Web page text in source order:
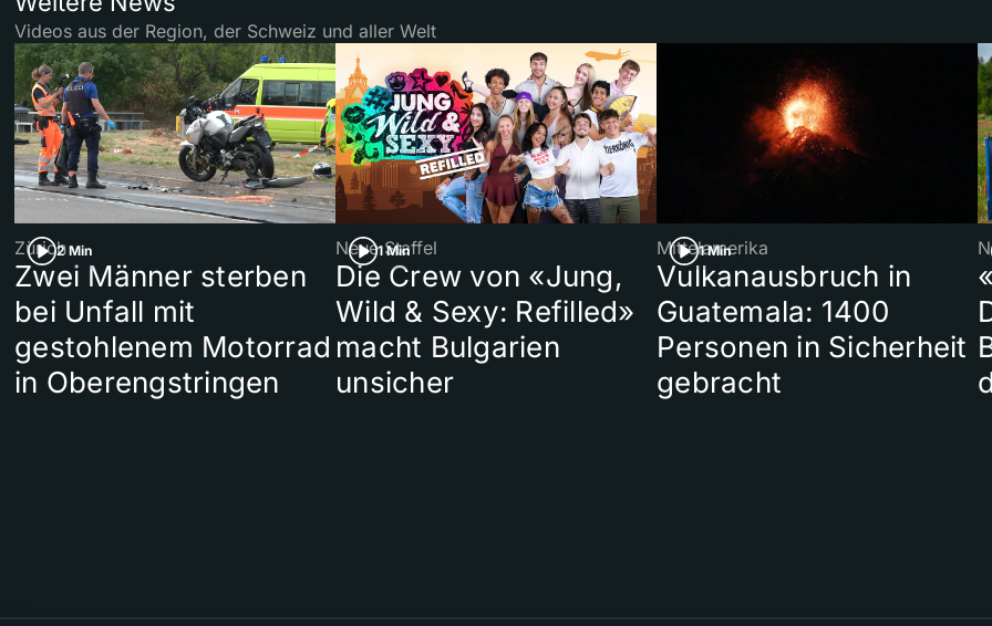
Videos aus der Region, der Schweiz und aller Welt
2 Min
Zürich
Zwei Männer sterben
bei Unfall mit
gestohlenem Motorrad
in Oberengstringen
1 Min
Neue Staffel
Die Crew von «Jung,
Wild & Sexy: Refilled»
macht Bulgarien
unsicher
1 Min
Mittelamerika
Vulkanausbruch in
Guatemala: 1400
Personen in Sicherheit
gebracht